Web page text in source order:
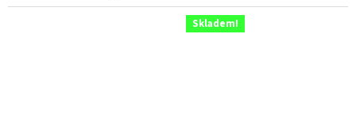
Skladem!